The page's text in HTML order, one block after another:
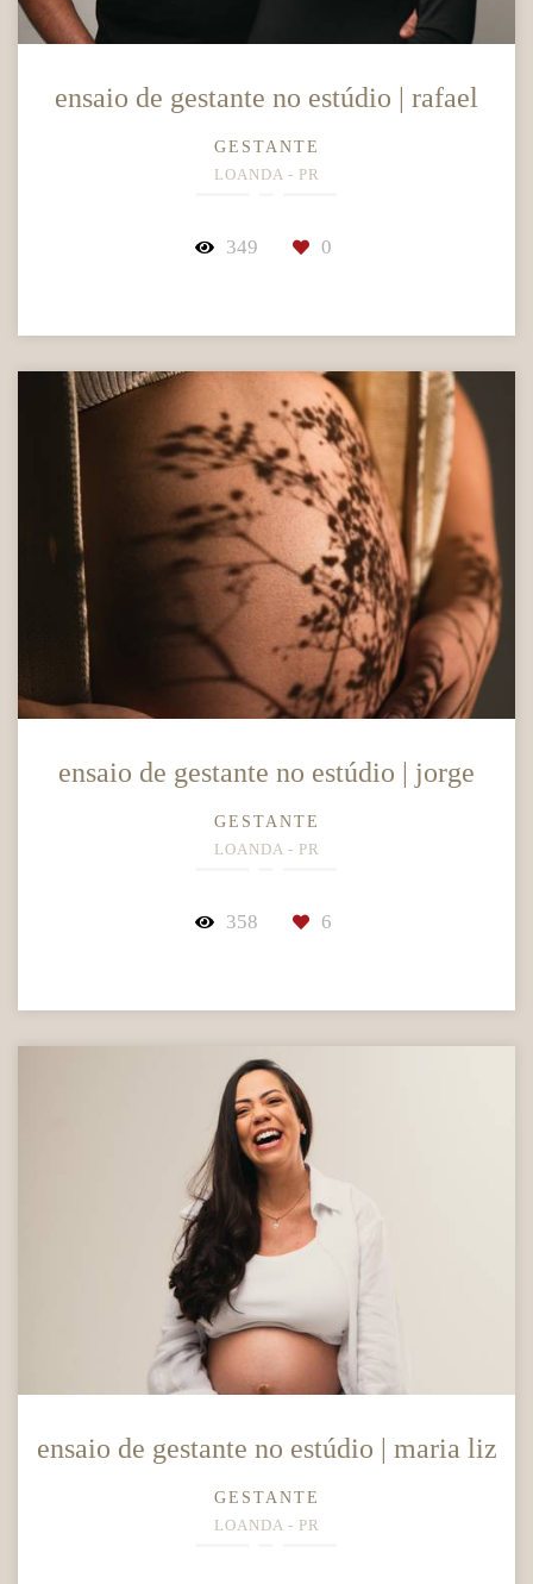
ensaio de gestante no estúdio | rafael
GESTANTE
LOANDA - PR
349 0
ensaio de gestante no estúdio | jorge
GESTANTE
LOANDA - PR
358 6
ensaio de gestante no estúdio | maria liz
GESTANTE
LOANDA - PR